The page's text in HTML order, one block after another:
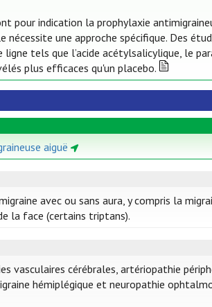
pour indication la prophylaxie
nécessite une approche spécifique. Des
ligne tels que l’acide acétylsalicylique, le
plus efficaces qu'un placebo.
aiguë
avec ou sans aura, y compris la
la face (certains triptans).
vasculaires cérébrales, artériopathie
hémiplégique et neuropathie